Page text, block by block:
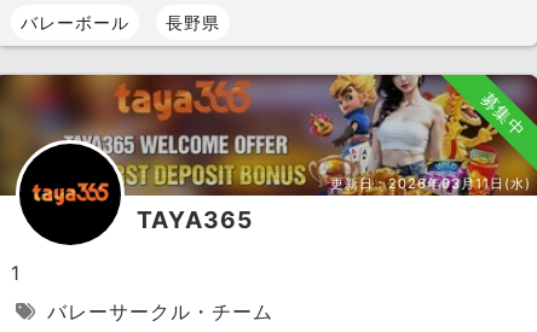
バレーボール 長野県
募集中
更新日：2026年03月11日(水)
TAYA365
1
バレーサークル・チーム